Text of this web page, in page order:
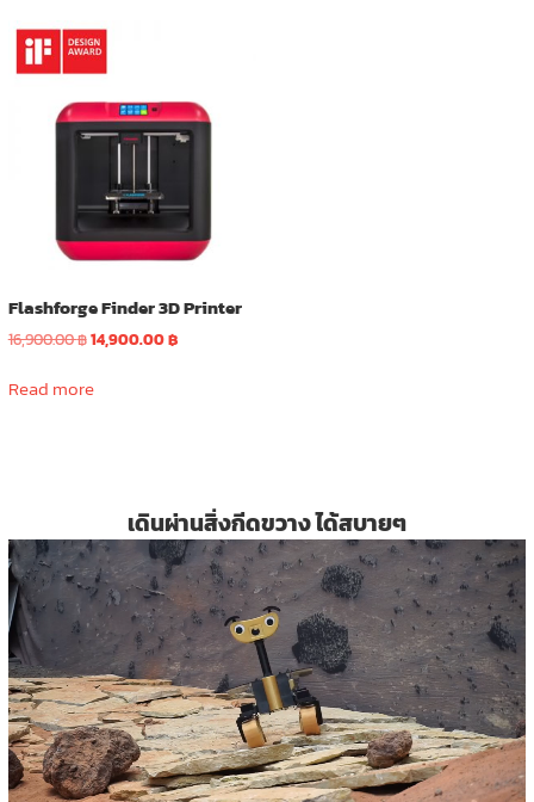
may
be
chosen
on
the
product
page
Flashforge Finder 3D Printer
16,900.00฿Original
was:
14,900.00฿Current
Read more
เดินผ่านสิ่งกีดขวาง ได้สบายๆ